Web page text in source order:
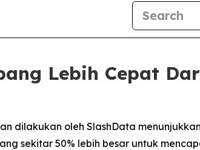
Lebih Cepat
dilakukan oleh SlashData
sekitar 50% lebih besar untuk